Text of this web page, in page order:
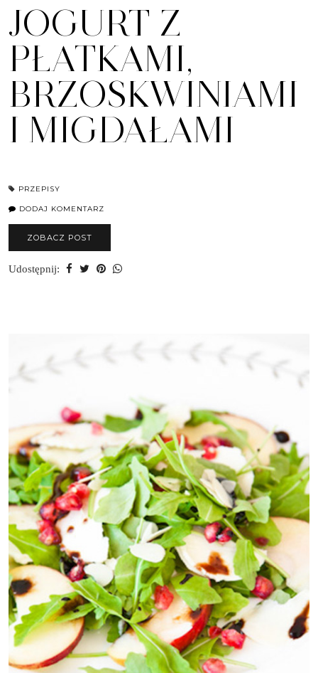
JOGURT Z
PŁATKAMI,
BRZOSKWINIAMI
I MIGDAŁAMI
PRZEPISY
DODAJ KOMENTARZ
ZOBACZ POST
Udostępnij: